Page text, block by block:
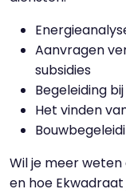
Aanvragen
subsidies
Begeleiding
Het vinden
Wil je meer weten
en hoe